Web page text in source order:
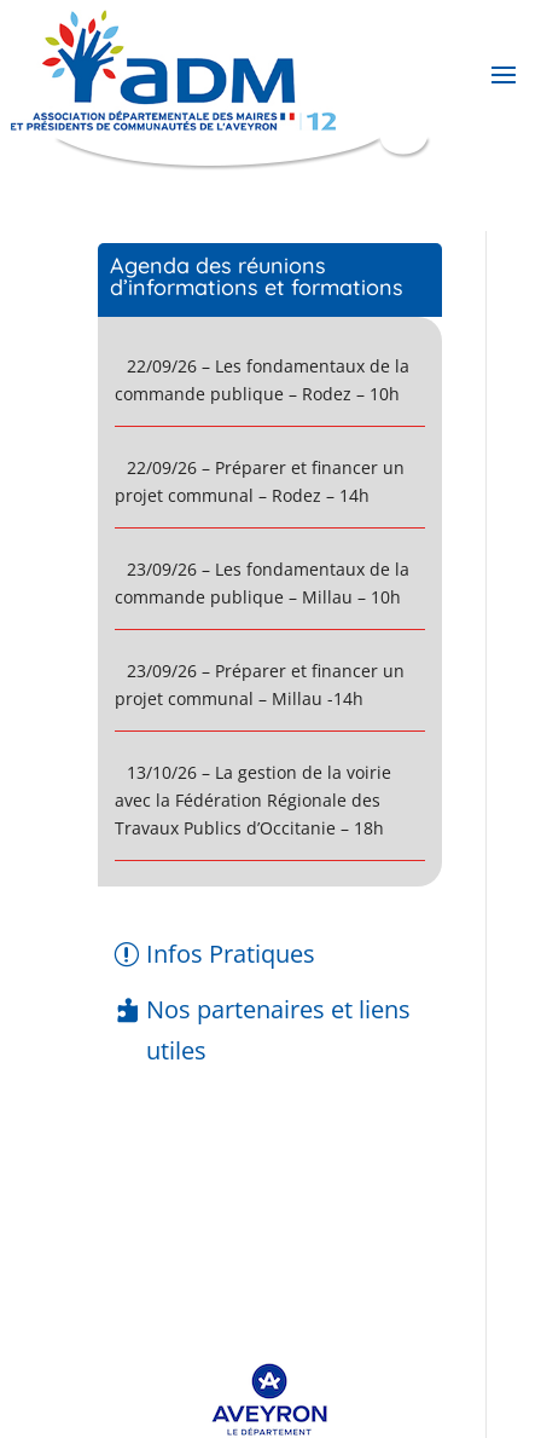
Agenda des réunions
d’informations et formations
22/09/26 – Les fondamentaux de la
commande publique – Rodez – 10h
22/09/26 – Préparer et financer un
projet communal – Rodez – 14h
23/09/26 – Les fondamentaux de la
commande publique – Millau – 10h
23/09/26 – Préparer et financer un
projet communal – Millau -14h
13/10/26 – La gestion de la voirie
avec la Fédération Régionale des
Travaux Publics d’Occitanie – 18h
Infos Pratiques
Nos partenaires et liens
utiles